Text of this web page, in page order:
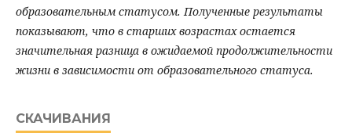
образовательным статусом. Полученные результаты
показывают, что в старших возрастах остается
значительная разница в ожидаемой продолжительности
жизни в зависимости от образовательного статуса.
СКАЧИВАНИЯ